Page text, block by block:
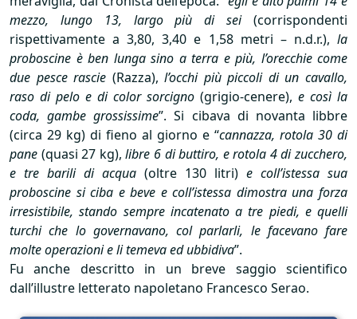
mezzo, lungo 13, largo più di sei(corrispondenti
rispettivamente a 3,80, 3,40 e 1,58 metri – n.d.r.), la
proboscine è ben lunga sino a terra e più, l’orecchie come
due pesce rascie (Razza),l’occhi più piccoli di un cavallo,
raso di pelo e di color sorcigno (grigio-cenere), e così la
coda, gambe grossissime”. Si cibava di novanta libbre
(circa 29 kg) di fieno al giorno e “cannazza, rotola 30 di
pane (quasi 27 kg),libre 6 di buttiro, e rotola 4 di zucchero,
e tre barili di acqua (oltre 130 litri) e coll’istessa sua
proboscine si ciba e beve e coll’istessa dimostra una forza
irresistibile, stando sempre incatenato a tre piedi, e quelli
turchi che lo governavano, col parlarli, le facevano fare
molte operazioni e li temeva ed ubbidiva”.
Fu anche descritto in un breve saggio scientifico
dall’illustre letterato napoletano Francesco Serao.